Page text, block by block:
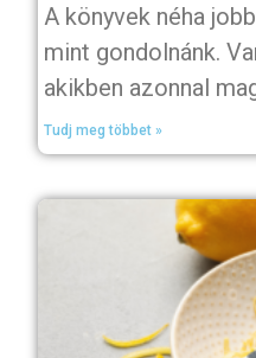
A könyvek néha
mint gondolnánk.
akikben azonnal
Tudj meg többet »